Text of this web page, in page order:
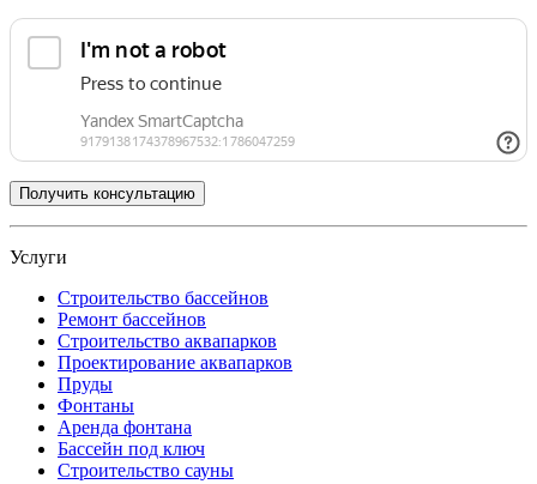
Услуги
Строительство бассейнов
Ремонт бассейнов
Строительство аквапарков
Проектирование аквапарков
Пруды
Фонтаны
Аренда фонтана
Бассейн под ключ
Строительство сауны